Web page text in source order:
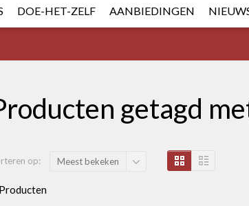
DOE-HET-ZELF AANBIEDINGEN
getagd
op: Meest bekeken